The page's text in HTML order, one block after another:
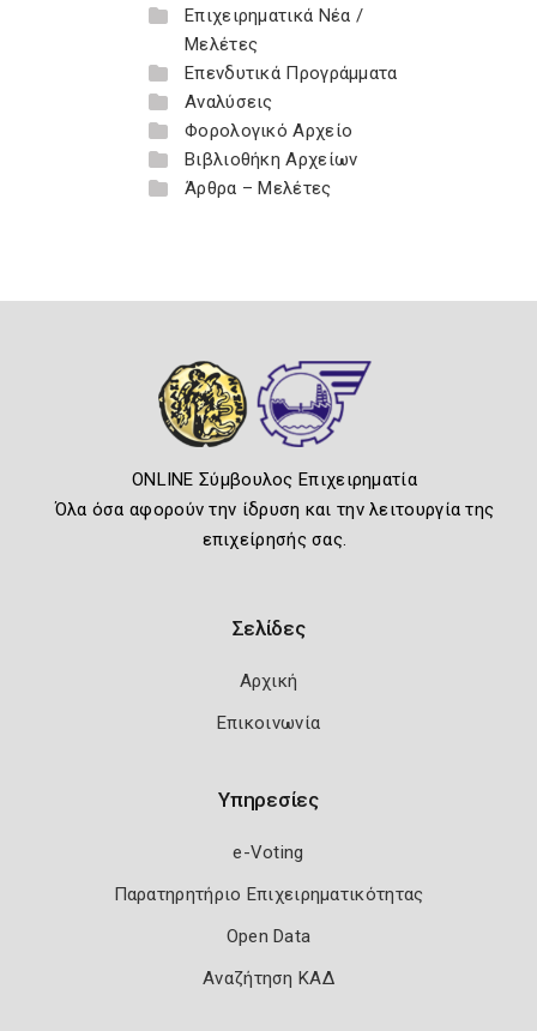
Επιχειρηματικά Νέα /
Μελέτες
Επενδυτικά Προγράμματα
Αναλύσεις
Φορολογικό Αρχείο
Βιβλιοθήκη Αρχείων
Άρθρα – Μελέτες
ONLINE Σύμβουλος Επιχειρηματία
Όλα όσα αφορούν την ίδρυση και την λειτουργία της
επιχείρησής σας.
Σελίδες
Αρχική
Επικοινωνία
Υπηρεσίες
e-Voting
Παρατηρητήριο Επιχειρηματικότητας
Open Data
Αναζήτηση ΚΑΔ